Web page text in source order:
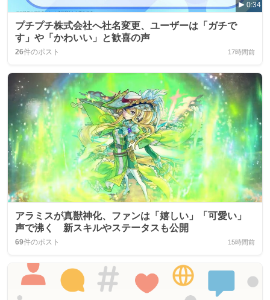
0:34
プチプチ株式会社へ社名変更、ユーザーは「ガチで
す」や「かわいい」と歓喜の声
26件のポスト 17時間前
アラミスが真獣神化、ファンは「嬉しい」「可愛い」
声で沸く 新スキルやステータスも公開
69件のポスト 15時間前